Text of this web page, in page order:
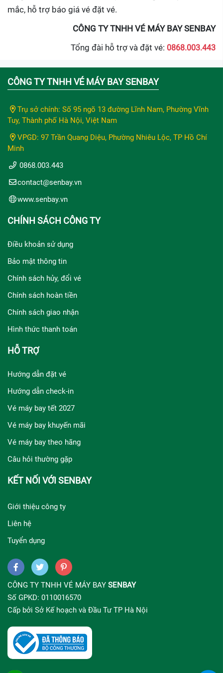
mắc, hỗ trợ báo giá vé đặt vé.
CÔNG TY TNHH VÉ MÁY BAY SENBAY
Tổng đài hỗ trợ và đặt vé: 0868.003.443
CÔNG TY TNHH VÉ MÁY BAY SENBAY
Trụ sở chính: Số 95 ngõ 13 đường Lĩnh Nam, Phường Vĩnh
Tuy, Thành phố Hà Nội, Việt Nam
VPGD: 97 Trần Quang Diệu, Phường Nhiêu Lộc, TP Hồ Chí
Minh
0868.003.443
contact@senbay.vn
www.senbay.vn
CHÍNH SÁCH CÔNG TY
Điều khoản sử dụng
Bảo mật thông tin
Chính sách hủy, đổi vé
Chính sách hoàn tiền
Chính sách giao nhận
Hình thức thanh toán
HỖ TRỢ
Hướng dẫn đặt vé
Hướng dẫn check-in
Vé máy bay tết 2027
Vé máy bay khuyến mãi
Vé máy bay theo hãng
Câu hỏi thường gặp
KẾT NỐI VỚI SENBAY
Giới thiệu công ty
Liên hệ
Tuyển dụng
CÔNG TY TNHH VÉ MÁY BAY SENBAY
Số GPKD: 0110016570
Cấp bởi Sở Kế hoạch và Đầu Tư TP Hà Nội